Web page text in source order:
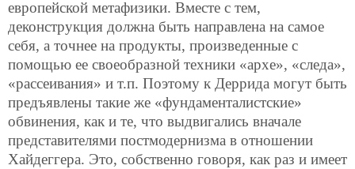
европейской метафизики. Вместе с тем,
деконструкция должна быть направлена на самое
себя, а точнее на продукты, произведенные с
помощью ее своеобразной техники «архе», «следа»,
«рассеивания» и т.п. Поэтому к Деррида могут быть
предъявлены такие же «фундаменталистские»
обвинения, как и те, что выдвигались вначале
представителями постмодернизма в отношении
Хайдеггера. Это, собственно говоря, как раз и имеет